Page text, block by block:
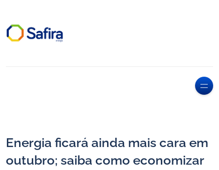
Energia ficará ainda mais cara em
outubro; saiba como economizar